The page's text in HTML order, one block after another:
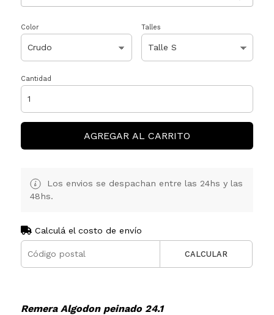
Color Talles
Cantidad
AGREGAR AL CARRITO
Los envios se despachan entre las 24hs y las
48hs.
Calculá el costo de envío
CALCULAR
Remera Algodon peinado 24.1